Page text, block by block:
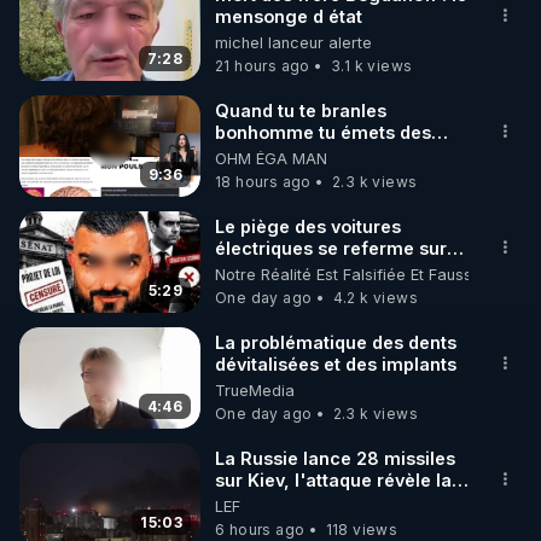
🌱 INSTAGRAM
https://www.instagram.com/rdlr_thierrycasasnovas/
http://rgnr.li/instagram
🌱 LA NEWSLETTER
Pour ne pas rater l’actualité RGNR (stages,
http://rgnr.li/news
🌱 VIDÉOS NON CENSURÉES SUR ODYSEE
Toutes les vidéos Youtube sont aussi sur la
http://rgnr.li/odysee
🌱 LES STAGES EN PRÉSENTIEL
http://rgnr.li/stages
7:28
mensonge d état
michel lanceur alerte
21 hours ago
3.1 k views
9:36
Quand tu te branles
bonhomme tu émets des
ondes ils ont juste omis de
t'expliquer
OHM ÉGA MAN
18 hours ago
2.3 k views
5:29
Le piège des voitures
électriques se referme sur
les usagers !
Notre Réalité Est Falsifiée Et Fausse
One day ago
4.2 k views
4:46
La problématique des dents
dévitalisées et des implants
TrueMedia
One day ago
2.3 k views
15:03
La Russie lance 28 missiles
sur Kiev, l'attaque révèle la
faiblesse de Kiev
LEF
6 hours ago
118 views